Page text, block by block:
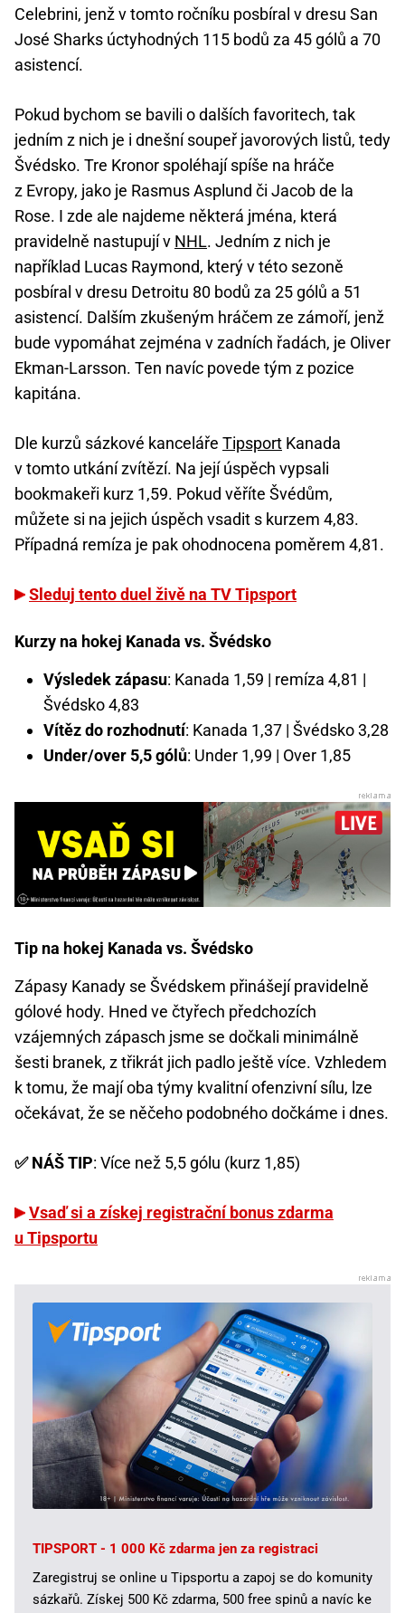
Celebrini, jenž v tomto ročníku posbíral v dresu San
José Sharks úctyhodných 115 bodů za 45 gólů a 70
asistencí.
Pokud bychom se bavili o dalších favoritech, tak
jedním z nich je i dnešní soupeř javorových listů, tedy
Švédsko. Tre Kronor spoléhají spíše na hráče
z Evropy, jako je Rasmus Asplund či Jacob de la
Rose. I zde ale najdeme některá jména, která
pravidelně nastupují v NHL. Jedním z nich je
například Lucas Raymond, který v této sezoně
posbíral v dresu Detroitu 80 bodů za 25 gólů a 51
asistencí. Dalším zkušeným hráčem ze zámoří, jenž
bude vypomáhat zejména v zadních řadách, je Oliver
Ekman-Larsson. Ten navíc povede tým z pozice
kapitána.
Dle kurzů sázkové kanceláře Tipsport Kanada
v tomto utkání zvítězí. Na její úspěch vypsali
bookmakeři kurz 1,59. Pokud věříte Švédům,
můžete si na jejich úspěch vsadit s kurzem 4,83.
Případná remíza je pak ohodnocena poměrem 4,81.
Sleduj tento duel živě na TV Tipsport
Kurzy na hokej Kanada vs. Švédsko
Výsledek zápasu: Kanada 1,59 | remíza 4,81 |
Švédsko 4,83
Vítěz do rozhodnutí: Kanada 1,37 | Švédsko 3,28
Under/over 5,5 gólů: Under 1,99 | Over 1,85
Tip na hokej Kanada vs. Švédsko
Zápasy Kanady se Švédskem přinášejí pravidelně
gólové hody. Hned ve čtyřech předchozích
vzájemných zápasch jsme se dočkali minimálně
šesti branek, z třikrát jich padlo ještě více. Vzhledem
k tomu, že mají oba týmy kvalitní ofenzivní sílu, lze
očekávat, že se něčeho podobného dočkáme i dnes.
✅ NÁŠ TIP: Více než 5,5 gólu (kurz 1,85)
Vsaď si a získej registrační bonus zdarma
u Tipsportu
TIPSPORT - 1 000 Kč zdarma jen za registraci
Zaregistruj se online u Tipsportu a zapoj se do komunity
sázkařů. Získej 500 Kč zdarma, 500 free spinů a navíc ke